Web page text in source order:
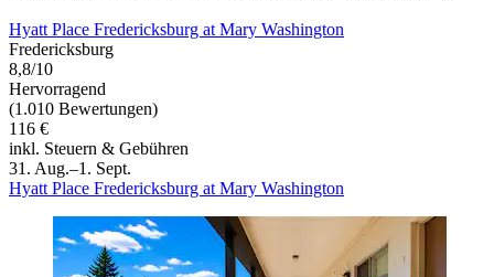
Hyatt Place Fredericksburg at Mary Washington
Fredericksburg
8,8/10
Hervorragend
(1.010 Bewertungen)
116 €
inkl. Steuern & Gebühren
31. Aug.–1. Sept.
Hyatt Place Fredericksburg at Mary Washington